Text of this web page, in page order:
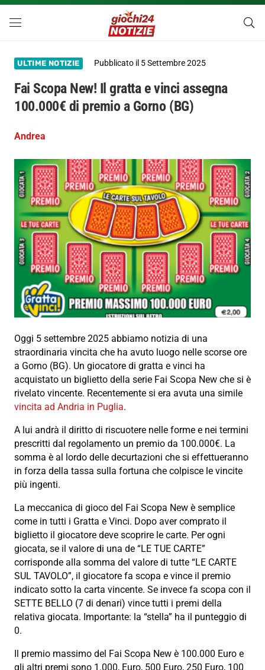
ULTIME NOTIZIE Pubblicato il 5 Settembre 2025
Fai Scopa New! Il gratta e vinci assegna
100.000€ di premio a Gorno (BG)
Andrea
Oggi 5 settembre 2025 abbiamo notizia di una
straordinaria vincita che ha avuto luogo nelle scorse ore
a Gorno (BG). Un giocatore di gratta e vinci ha
acquistato un biglietto della serie Fai Scopa New che si è
rivelato vincente. Recentemente si era avuta una simile
vincita ad Andria in Puglia.
A lui andrà il diritto di riscuotere nelle forme e nei termini
prescritti dal regolamento un premio da 100.000€. La
somma è al lordo delle decurtazioni che si effettueranno
in forza della tassa sulla fortuna che colpisce le vincite
più ingenti.
La meccanica di gioco del Fai Scopa New è semplice
come in tutti i Gratta e Vinci. Dopo aver comprato il
biglietto il giocatore deve scoprire le carte. Per ogni
giocata, se il valore di una de “LE TUE CARTE”
corrisponde alla somma del valore di tutte “LE CARTE
SUL TAVOLO”, il giocatore fa scopa e vince il premio
indicato sotto la carta vincente. Se invece fa scopa con il
SETTE BELLO (7 di denari) vince tutti i premi della
relativa giocata. Importante: la “stella” ha il punteggio di
0.
Il premio massimo del Fai Scopa New è 100.000 Euro e
gli altri premi sono 1.000, Euro, 500 Euro, 250 Euro, 100